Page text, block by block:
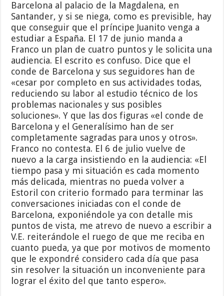
Barcelona al palacio de la Magdalena, en
Santander, y si se niega, como es previsible, hay
que conseguir que el príncipe Juanito venga a
estudiar a España. El 17 de junio manda a
Franco un plan de cuatro puntos y le solicita una
audiencia. El escrito es confuso. Dice que el
conde de Barcelona y sus seguidores han de
«cesar por completo en sus actividades todas,
reduciendo su labor al estudio técnico de los
problemas nacionales y sus posibles
soluciones». Y que las dos figuras «el conde de
Barcelona y el Generalísimo han de ser
completamente sagradas para unos y otros».
Franco no contesta. El 6 de julio vuelve de
nuevo a la carga insistiendo en la audiencia: «El
tiempo pasa y mi situación es cada momento
más delicada, mientras no pueda volver a
Estoril con criterio formado para terminar las
conversaciones iniciadas con el conde de
Barcelona, exponiéndole ya con detalle mis
puntos de vista, me atrevo de nuevo a escribir a
V.E. reiterándole el ruego de que me reciba en
cuanto pueda, ya que por motivos de momento
que le expondré considero cada día que pasa
sin resolver la situación un inconveniente para
lograr el éxito del que tanto espero».